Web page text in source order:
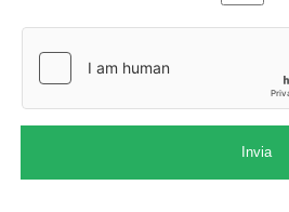
Invia